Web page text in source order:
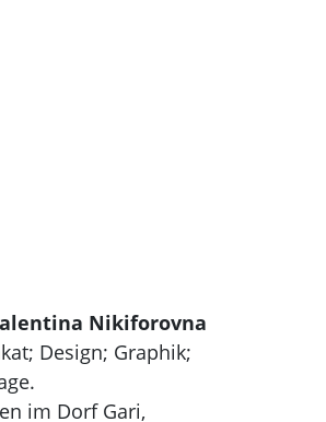
Nikiforovna
Design; Graphik;
im Dorf Gari,